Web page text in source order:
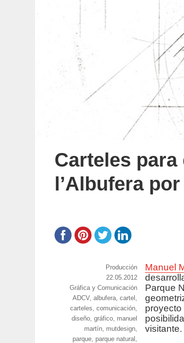
Carteles para
l’Albufera
Manuel
Parque
visitante.
https://
Producción
Publicado
el
22.05.2012
Categorías
Gráfica y Comunicación
Etiquetas
ADCV,albufera,cartel ,
carteles,comunicación,
diseño,gráfico, manuel
martín, mutdesign,
parque, parque natural ,